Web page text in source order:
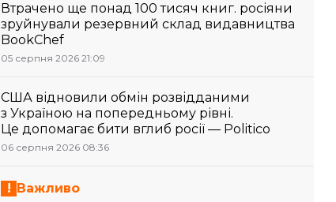
Втрачено ще понад 100 тисяч книг. росіяни
зруйнували резервний склад видавництва
BookChef
05 серпня 2026 21:09
США відновили обмін розвідданими
з Україною на попередньому рівні.
Це допомагає бити вглиб росії — Politico
06 серпня 2026 08:36
Важливо